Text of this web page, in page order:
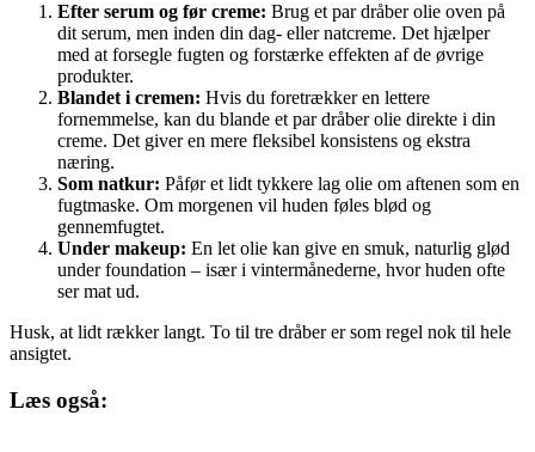
Efter serum og før creme: Brug et par dråber olie oven på
dit serum, men inden din dag- eller natcreme. Det hjælper
med at forsegle fugten og forstærke effekten af de øvrige
produkter.
Blandet i cremen: Hvis du foretrækker en lettere
fornemmelse, kan du blande et par dråber olie direkte i din
creme. Det giver en mere fleksibel konsistens og ekstra
næring.
Som natkur: Påfør et lidt tykkere lag olie om aftenen som en
fugtmaske. Om morgenen vil huden føles blød og
gennemfugtet.
Under makeup: En let olie kan give en smuk, naturlig glød
under foundation – især i vintermånederne, hvor huden ofte
ser mat ud.
Husk, at lidt rækker langt. To til tre dråber er som regel nok til hele
ansigtet.
Læs også: